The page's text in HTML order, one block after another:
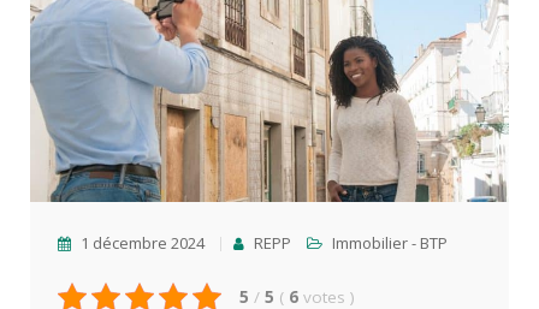
1 décembre 2024 REPP Immobilier - BTP
5 / 5 ( 6 votes)